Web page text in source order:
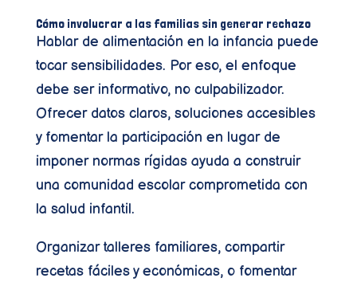
Cómo involucrar a las familias sin generar rechazo
Hablar de alimentación en la infancia puede
tocar sensibilidades. Por eso, el enfoque
debe ser informativo, no culpabilizador.
Ofrecer datos claros, soluciones accesibles
y fomentar la participación en lugar de
imponer normas rígidas ayuda a construir
una comunidad escolar comprometida con
la salud infantil.
Organizar talleres familiares, compartir
recetas fáciles y económicas, o fomentar